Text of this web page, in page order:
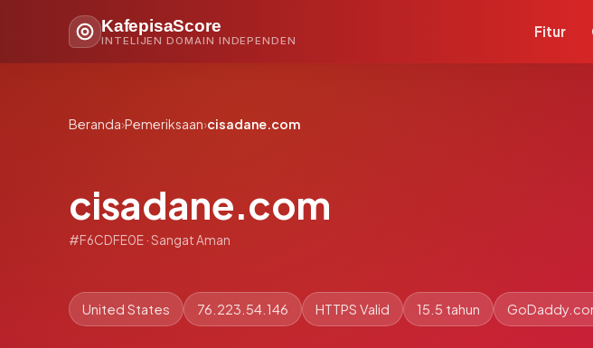
KafepisaScore
INTELIJEN DOMAIN INDEPENDEN
Fitur
Beranda›Pemeriksaan›cisadane.com
cisadane.com
#F6CDFE0E · Sangat Aman
United States 76.223.54.146 HTTPS Valid 15.5 tahun